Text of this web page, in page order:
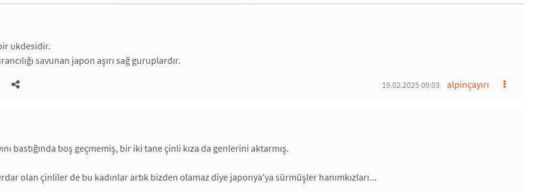
ukdesidir.
savunan japon aşırı sağ guruplardır.
alpinçayırı
19.02.2025 09:03
bastığında boş geçmemiş, bir iki tane çinli kıza da genlerini aktarmış.
olan çinliler de bu kadınlar artık bizden olamaz diye japonya'ya sürmüşler hanımkızları...